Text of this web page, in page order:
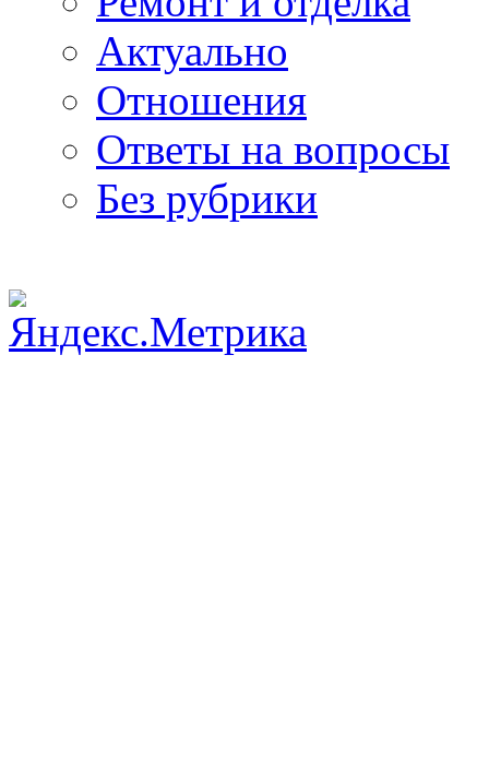
Актуально
Отношения
Ответы на вопросы
Без рубрики